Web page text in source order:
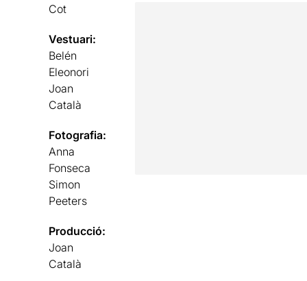
Cot
Vestuari:
Belén
Eleonori
Joan
Català
Fotografia:
Anna
Fonseca
Simon
Peeters
Producció:
Joan
Català